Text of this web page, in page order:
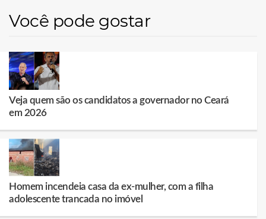
Você pode gostar
Veja quem são os candidatos a governador no Ceará
em 2026
Homem incendeia casa da ex-mulher, com a filha
adolescente trancada no imóvel